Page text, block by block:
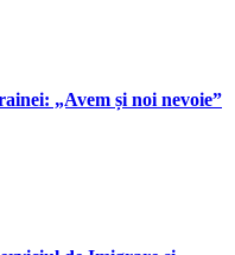
„Avem și noi nevoie”